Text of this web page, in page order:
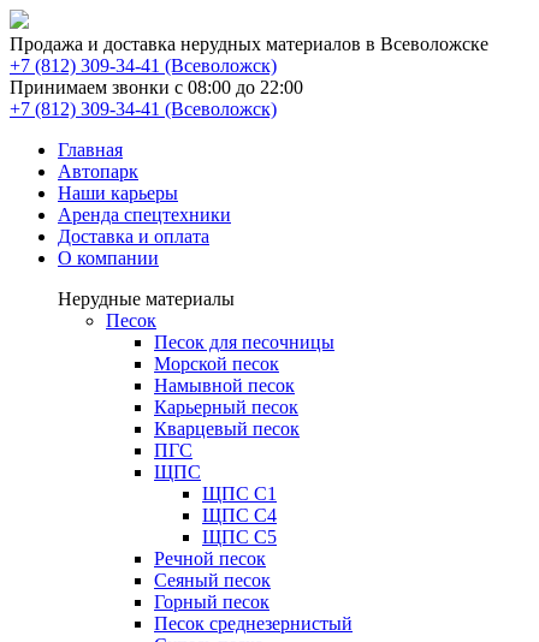
Продажа и доставка нерудных материалов в Всеволожске
(Всеволожск)
Принимаем звонки с 08:00 до 22:00
(Всеволожск)
Главная
Автопарк
Наши карьеры
Аренда спецтехники
Доставка и оплата
О компании
Нерудные материалы
Песок
Песок для песочницы
Морской песок
Намывной песок
Карьерный песок
Кварцевый песок
ПГС
ЩПС
ЩПС С1
ЩПС С4
ЩПС С5
Речной песок
Сеяный песок
Горный песок
Песок среднезернистый